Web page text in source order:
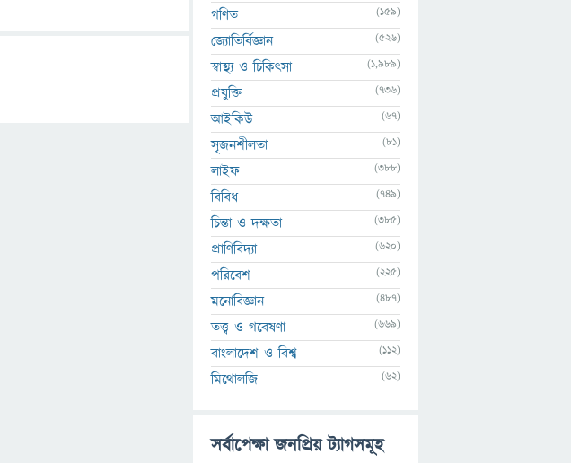
গণিত (159)
জ্যোতির্বিজ্ঞান (526)
স্বাস্থ্য ও চিকিৎসা (1,989)
প্রযুক্তি (736)
আইকিউ (67)
সৃজনশীলতা (81)
লাইফ (388)
বিবিধ (749)
চিন্তা ও দক্ষতা (385)
প্রাণিবিদ্যা (620)
পরিবেশ (225)
মনোবিজ্ঞান (487)
তত্ত্ব ও গবেষণা (669)
বাংলাদেশ ও বিশ্ব (112)
মিথোলজি (62)
সর্বাপেক্ষা জনপ্রিয় ট্যাগসমূহ